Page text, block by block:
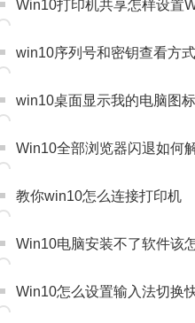
Win10打印机共享怎样设置
win10序列号和密钥查看方式
win10桌面显示我的电脑图
Win10全部浏览器闪退如何
教你win10怎么连接打印机
Win10电脑安装不了软件该
Win10怎么设置输入法切换